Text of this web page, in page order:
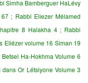
Simha Bamberguer HaLévy
; Rabbi Eliezer Mélamed
8 Halakha 4 ; Rabbi
Eliézer volume 16 Siman 19
Ha-Hokhma Volume 6
Or Létsiyone Volume 3